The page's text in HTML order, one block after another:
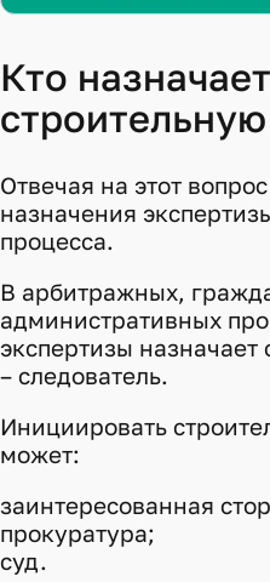
Кто
Отвечая на этот
назначения
процесса.
В арбитражных,
административных
экспертизы
– следователь.
Инициировать
может:
заинтересованная
прокуратура;
суд.